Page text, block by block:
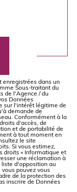
enregistrées dans un
Sous-traitant du
de l'Agence / du
Données
sur l'intérêt légitime de
demande de
Conformément à la
d’accès, de
et de portabilité de
à tout moment en
le site
Si vous estimez,
droits « Informatique et
une réclamation à
liste d'opposition au
pouvez vous
de la protection des
inscrire de Données